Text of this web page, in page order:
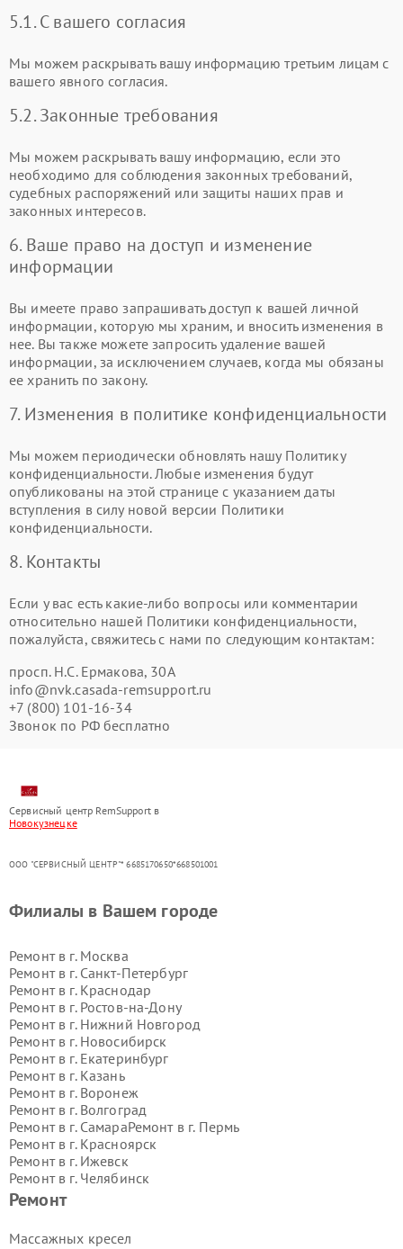
5.1. С вашего согласия
Мы можем раскрывать вашу информацию третьим лицам с
вашего явного согласия.
5.2. Законные требования
Мы можем раскрывать вашу информацию, если это
необходимо для соблюдения законных требований,
судебных распоряжений или защиты наших прав и
законных интересов.
6. Ваше право на доступ и изменение
информации
Вы имеете право запрашивать доступ к вашей личной
информации, которую мы храним, и вносить изменения в
нее. Вы также можете запросить удаление вашей
информации, за исключением случаев, когда мы обязаны
ее хранить по закону.
7. Изменения в политике конфиденциальности
Мы можем периодически обновлять нашу Политику
конфиденциальности. Любые изменения будут
опубликованы на этой странице с указанием даты
вступления в силу новой версии Политики
конфиденциальности.
8. Контакты
Если у вас есть какие-либо вопросы или комментарии
относительно нашей Политики конфиденциальности,
пожалуйста, свяжитесь с нами по следующим контактам:
просп. Н.С. Ермакова, 30А
info@nvk.casada-remsupport.ru
+7 (800) 101-16-34
Звонок по РФ бесплатно
Сервисный центр RemSupport в
Новокузнецке
ООО "СЕРВИСНЫЙ ЦЕНТР"* 6685170650*668501001
Ремонт
Массажных кресел
Филиалы в Вашем городе
Ремонт в г. Москва
Ремонт в г. Санкт-Петербург
Ремонт в г. Краснодар
Ремонт в г. Ростов-на-Дону
Ремонт в г. Нижний Новгород
Ремонт в г. Новосибирск
Ремонт в г. Екатеринбург
Ремонт в г. Казань
Ремонт в г. Воронеж
Ремонт в г. Волгоград
Ремонт в г. СамараРемонт в г. Пермь
Ремонт в г. Красноярск
Ремонт в г. Ижевск
Ремонт в г. Челябинск
Ремонт в г.
Ремонт в г.